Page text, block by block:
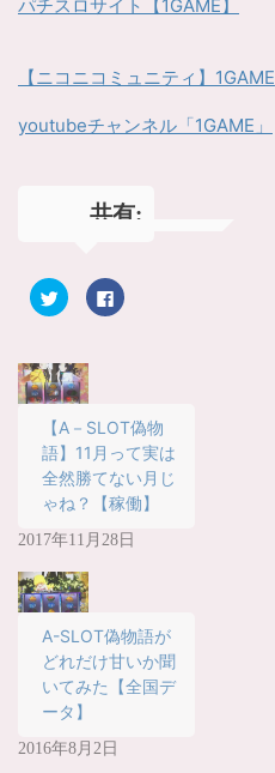
パチスロサイト【1GAME】
【ニコニコミュニティ】1GAME
youtubeチャンネル「1GAME」
共有:
ク
リ
て
T
w
i
t
t
e
r
で
共
有
新
し
ウ
ィ
ン
ウ
で
開
き
ま
す
)
F
a
共
有
す
る
に
は
ク
ッ
ク
い
(
新
し
い
【A－SLOT偽物
語】11月って実は
全然勝てない月じ
ゃね？【稼働】
2017年11月28日
A-SLOT偽物語が
どれだけ甘いか聞
いてみた【全国デ
ータ】
2016年8月2日